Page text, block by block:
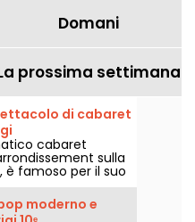
Domani
prossima settimana
di cabaret
cabaret
sulla
è famoso per il suo
si svolge ogni sera
e in un'atmosfera
qui è
moderno e